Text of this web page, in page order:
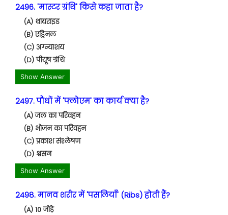
2496. 'मास्टर ग्रंथि' किसे कहा जाता है?
(A) थायराइड
(B) एड्रिनल
(C) अग्न्याशय
(D) पीयूष ग्रंथि
Show Answer
2497. पौधों में 'फ्लोएम' का कार्य क्या है?
(A) जल का परिवहन
(B) भोजन का परिवहन
(C) प्रकाश संश्लेषण
(D) श्वसन
Show Answer
2498. मानव शरीर में 'पसलियाँ' (Ribs) होती हैं?
(A) 10 जोड़े